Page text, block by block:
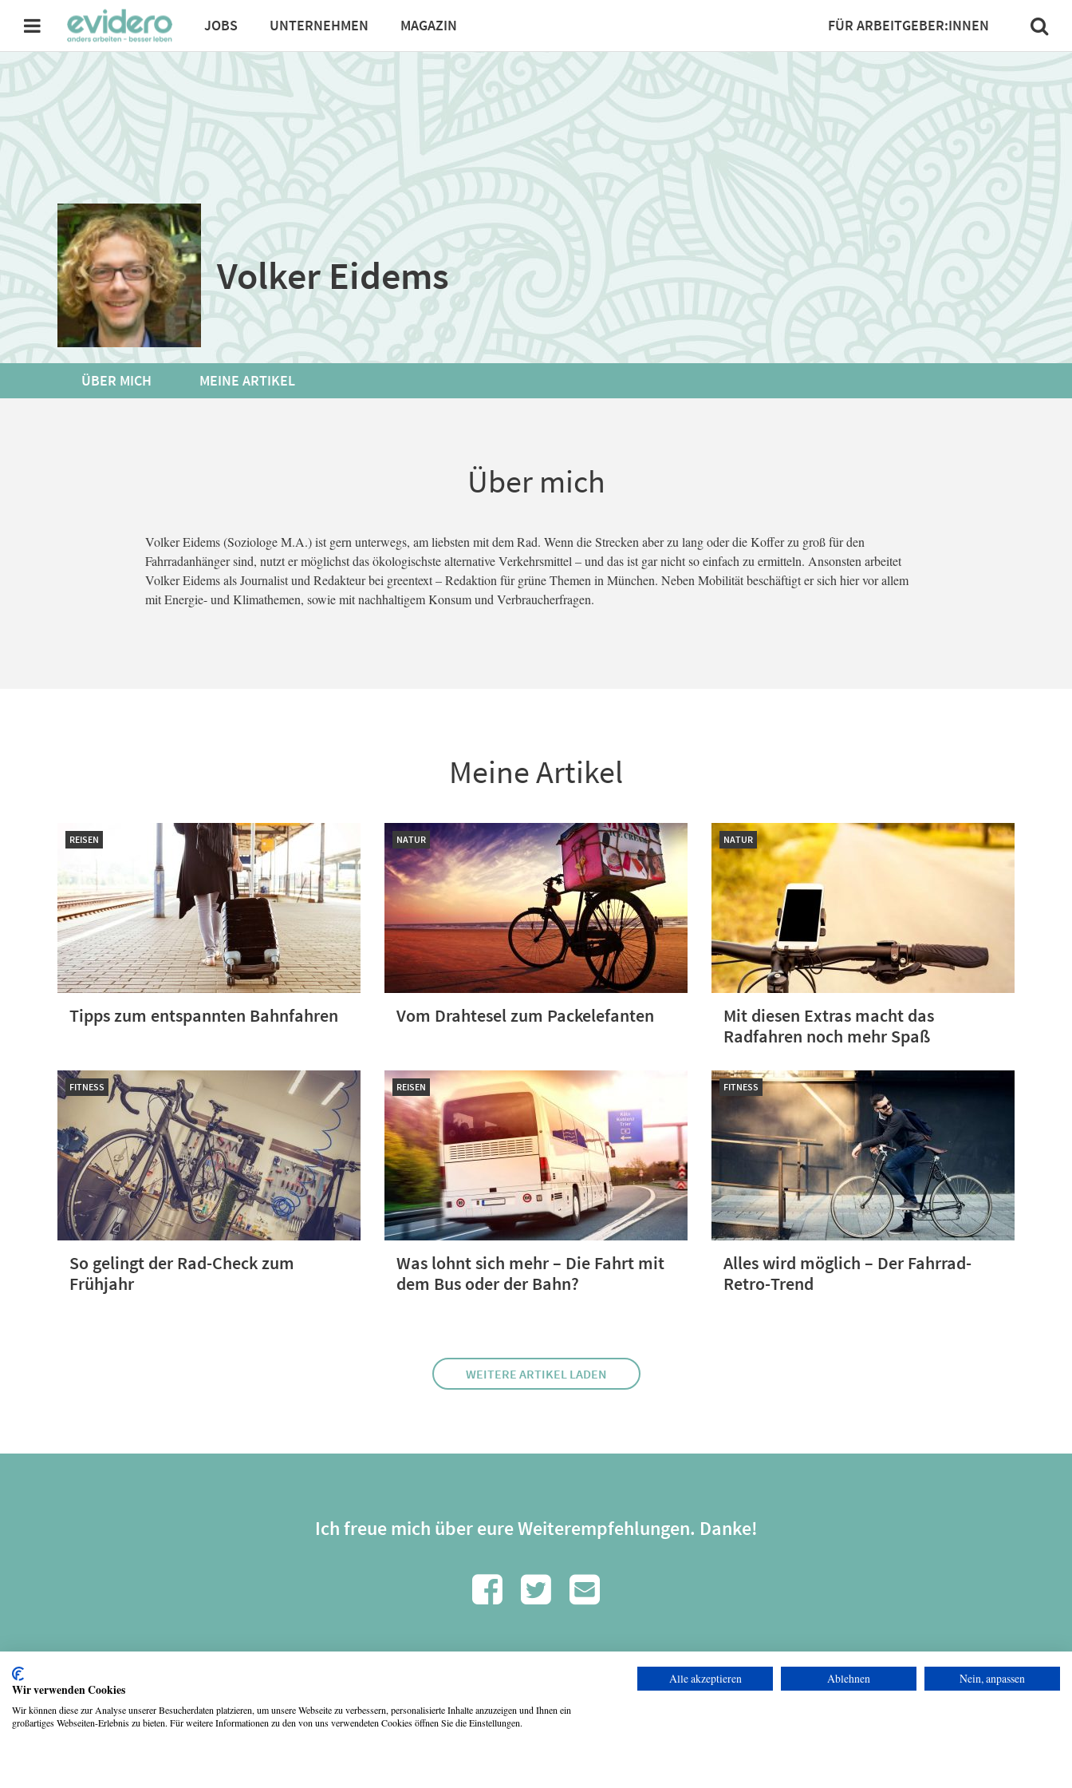
JOBS UNTERNEHMEN MAGAZIN FÜR ARBEITGEBER:INNEN
Volker Eidems
ÜBER MICH MEINE ARTIKEL
Über mich
Volker Eidems (Soziologe M.A.) ist gern unterwegs, am liebsten mit dem Rad. Wenn die Strecken aber zu lang oder die Koffer zu groß für den
Fahrradanhänger sind, nutzt er möglichst das ökologischste alternative Verkehrsmittel – und das ist gar nicht so einfach zu ermitteln. Ansonsten arbeitet
Volker Eidems als Journalist und Redakteur bei greentext – Redaktion für grüne Themen in München. Neben Mobilität beschäftigt er sich hier vor allem
mit Energie- und Klimathemen, sowie mit nachhaltigem Konsum und Verbraucherfragen.
Meine Artikel
REISEN
Tipps zum entspannten Bahnfahren
NATUR
Vom Drahtesel zum Packelefanten
NATUR
Mit diesen Extras macht das
Radfahren noch mehr Spaß
FITNESS
So gelingt der Rad-Check zum
Frühjahr
REISEN
Was lohnt sich mehr – Die Fahrt mit
dem Bus oder der Bahn?
FITNESS
Alles wird möglich – Der Fahrrad-
Retro-Trend
WEITERE ARTIKEL LADEN
Ich freue mich über eure Weiterempfehlungen. Danke!
Copyright © 2026 UmspannwerX Zukunft GmbH
Wir verwenden Cookies
Wir können diese zur Analyse unserer Besucherdaten platzieren, um unsere Webseite zu verbessern, personalisierte Inhalte anzuzeigen und Ihnen ein
großartiges Webseiten-Erlebnis zu bieten. Für weitere Informationen zu den von uns verwendeten Cookies öffnen Sie die Einstellungen.
Alle akzeptieren Ablehnen Nein, anpassen